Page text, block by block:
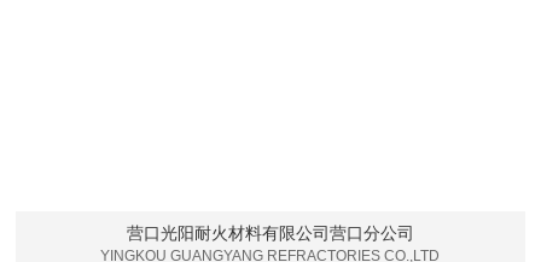
营口光阳耐火材料有限公司营口分公司
YINGKOU GUANGYANG REFRACTORIES CO.,LTD